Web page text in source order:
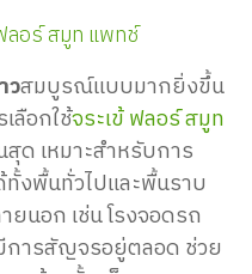
ลอร์ สมูท แพทช์
วสมบูรณ์แบบมากยิ่งขึ้น
ลือกใช้จระเข้ ฟลอร์ สมูท
ด เหมาะสำหรับการ
งพื้นทั่วไปและพื้นราบ
ยนอก เช่น โรงจอดรถ
ารสัญจรอยู่ตลอด ช่วย